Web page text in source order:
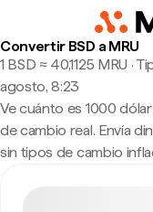
Convertir BSD a MRU
1 BSD ≈ 40,1125 MRU ·
agosto, 8:23
Ve cuánto es 1000
de cambio real. Envía
sin tipos de cambio